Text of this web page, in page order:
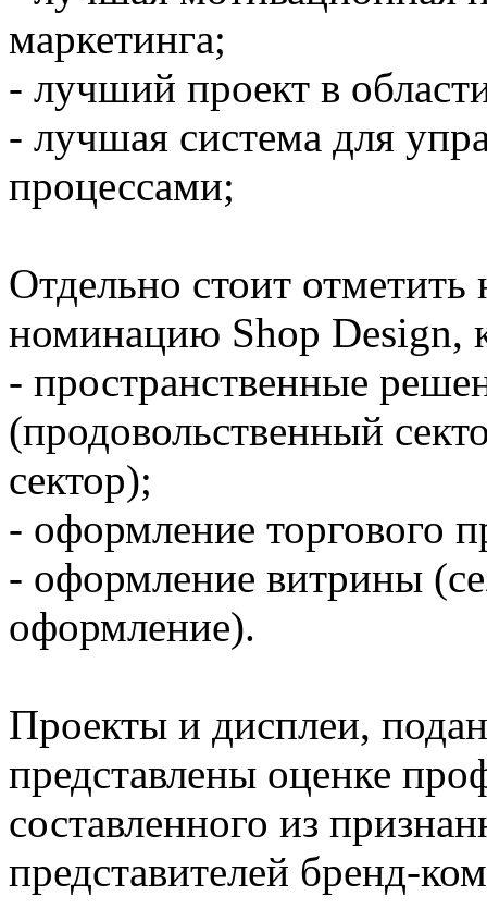
маркетинга;
- лучший проект в
- лучшая система для
процессами;
Отдельно стоит
номинацию Shop Design,
- пространственные
(продовольственный
сектор);
- оформление торгового
- оформление витрины
оформление).
Проекты и дисплеи,
представлены оценке
составленного из
представителей бренд-